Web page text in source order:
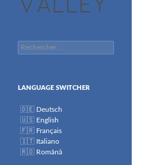
Rechercher :
LANGUAGE SWITCHER
Deutsch
English
Français
Italiano
Română